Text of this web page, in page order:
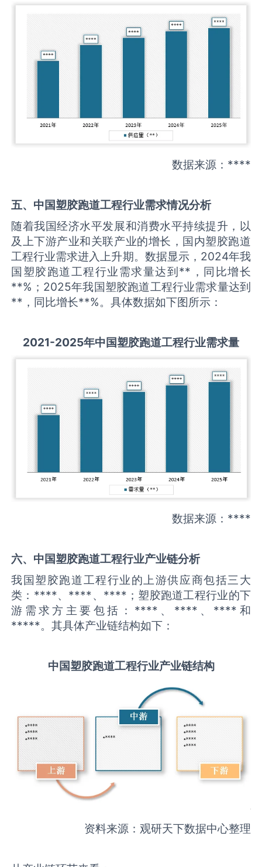
数据来源：****
五、中国塑胶跑道工程行业需求情况分析
随着我国经济水平发展和消费水平持续提升，以
及上下游产业和关联产业的增长，国内塑胶跑道
工程行业需求进入上升期。数据显示，2024年我
国塑胶跑道工程行业需求量达到**，同比增长
**%；2025年我国塑胶跑道工程行业需求量达到
**，同比增长**%。具体数据如下图所示：
2021-2025年中国塑胶跑道工程行业需求量
数据来源：****
六、中国塑胶跑道工程行业产业链分析
我国塑胶跑道工程行业的上游供应商包括三大
类：****、****、****；塑胶跑道工程行业的下
游需求方主要包括：****、****、****和
*****。其具体产业链结构如下：
中国塑胶跑道工程行业产业链结构
资料来源：观研天下数据中心整理